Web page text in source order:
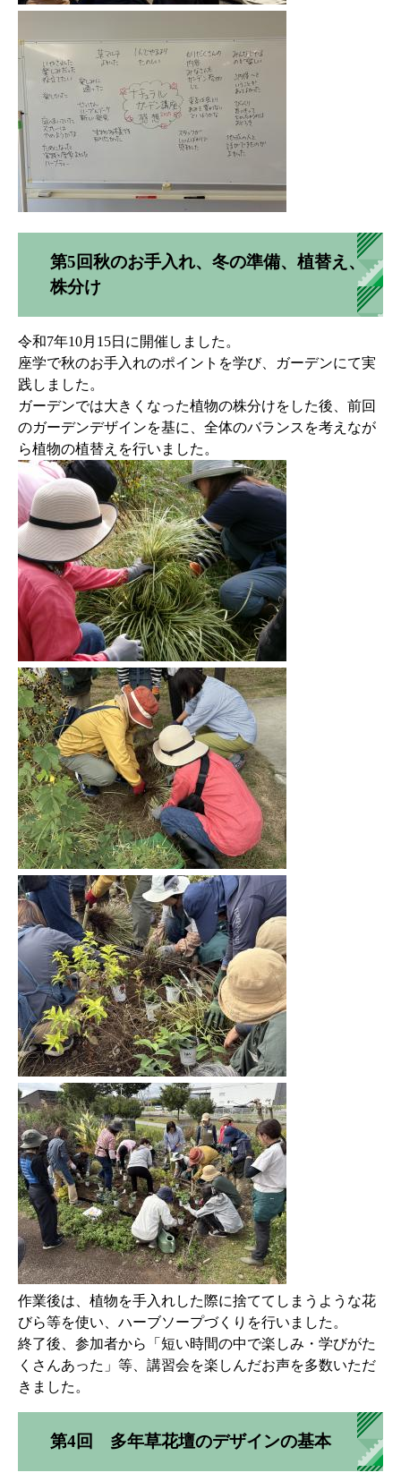
第5回秋のお手入れ、冬の準備、植替え、
株分け
令和7年10月15日に開催しました。
座学で秋のお手入れのポイントを学び、ガーデンにて実
践しました。
ガーデンでは大きくなった植物の株分けをした後、前回
のガーデンデザインを基に、全体のバランスを考えなが
ら植物の植替えを行いました。
​作業後は、植物を手入れした際に捨ててしまうような花
びら等を使い、ハーブソープづくりを行いました。
終了後、参加者から「短い時間の中で楽しみ・学びがた
くさんあった」等、講習会を楽しんだお声を多数いただ
きました。
第4回 多年草花壇のデザインの基本